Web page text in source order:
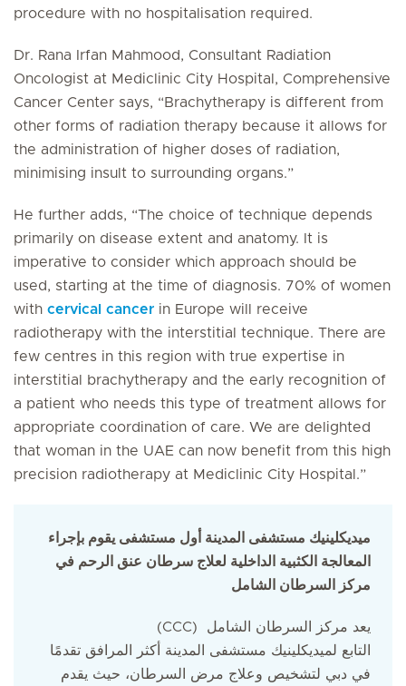
procedure with no hospitalisation required.
Dr. Rana Irfan Mahmood, Consultant Radiation
Oncologist at Mediclinic City Hospital, Comprehensive
Cancer Center says, “Brachytherapy is different from
other forms of radiation therapy because it allows for
the administration of higher doses of radiation,
minimising insult to surrounding organs.”
He further adds, “The choice of technique depends
primarily on disease extent and anatomy. It is
imperative to consider which approach should be
used, starting at the time of diagnosis. 70% of women
with cervical cancer in Europe will receive
radiotherapy with the interstitial technique. There are
few centres in this region with true expertise in
interstitial brachytherapy and the early recognition of
a patient who needs this type of treatment allows for
appropriate coordination of care. We are delighted
that woman in the UAE can now benefit from this high
precision radiotherapy at Mediclinic City Hospital.”
ميديكلينيك مستشفى المدينة أول مستشفى يقوم بإجراء
المعالجة الكثبية الداخلية لعلاج سرطان عنق الرحم في
مركز السرطان الشامل
(CCC) يعد مركز السرطان الشامل
التابع لميديكلينيك مستشفى المدينة أكثر المرافق تقدمًا
في دبي لتشخيص وعلاج مرض السرطان، حيث يقدم